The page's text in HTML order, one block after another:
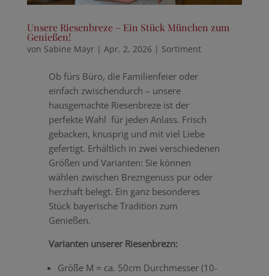
Unsere Riesenbreze – Ein Stück München zum
Genießen!
von Sabine Mayr| Apr. 2, 2026 | Sortiment
Ob fürs Büro, die Familienfeier oder
einfach zwischendurch – unsere
hausgemachte Riesenbreze ist der
perfekte Wahl für jeden Anlass. Frisch
gebacken, knusprig und mit viel Liebe
gefertigt. Erhältlich in zwei verschiedenen
Größen und Varianten: Sie können
wählen zwischen Brezngenuss pur oder
herzhaft belegt. Ein ganz besonderes
Stück bayerische Tradition zum
Genießen.
Varianten unserer Riesenbrezn:
Größe M = ca. 50cm Durchmesser (10-